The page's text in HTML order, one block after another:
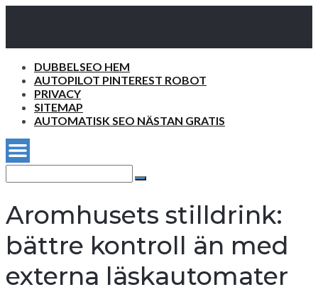
DUBBELSEO HEM
AUTOPILOT PINTEREST ROBOT
PRIVACY
SITEMAP
AUTOMATISK SEO NÄSTAN GRATIS
for:
Search
Aromhusets stilldrink:
bättre kontroll än med
externa läskautomater